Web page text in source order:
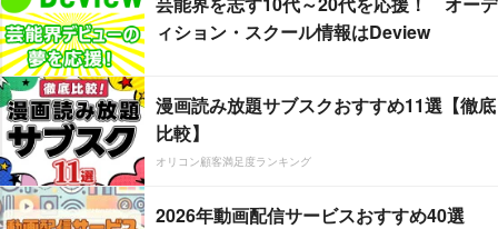
ィション・スクール情報はDeview
漫画読み放題サブスクおすすめ11選【徹底
比較】
オリコン顧客満足度ランキング
2026年動画配信サービスおすすめ40選